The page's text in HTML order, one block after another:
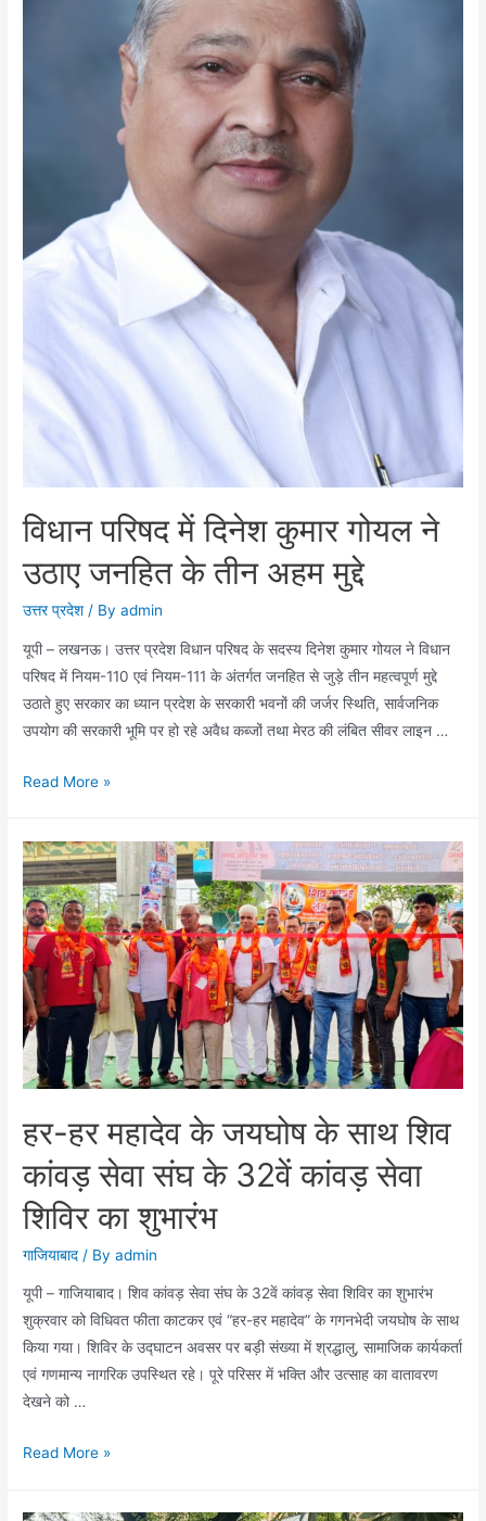
बनेगी
नई
विधान परिषद में दिनेश कुमार गोयल ने
उठाए जनहित के तीन अहम मुद्दे
उत्तर प्रदेश/ Byadmin
यूपी – लखनऊ। उत्तर प्रदेश विधान परिषद के सदस्य दिनेश कुमार गोयल ने विधान
परिषद में नियम-110 एवं नियम-111 के अंतर्गत जनहित से जुड़े तीन महत्वपूर्ण मुद्दे
उठाते हुए सरकार का ध्यान प्रदेश के सरकारी भवनों की जर्जर स्थिति, सार्वजनिक
उपयोग की सरकारी भूमि पर हो रहे अवैध कब्जों तथा मेरठ की लंबित सीवर लाइन …
विधान
दिनेश
कुमार
गोयल
ने
उठाए
जनहित
के
तीन
अहम
Read More »
हर-हर महादेव के जयघोष के साथ शिव
कांवड़ सेवा संघ के 32वें कांवड़ सेवा
शिविर का शुभारंभ
गाजियाबाद / Byadmin
यूपी – गाजियाबाद। शिव कांवड़ सेवा संघ के 32वें कांवड़ सेवा शिविर का शुभारंभ
शुक्रवार को विधिवत फीता काटकर एवं “हर-हर महादेव” के गगनभेदी जयघोष के साथ
किया गया। शिविर के उद्घाटन अवसर पर बड़ी संख्या में श्रद्धालु, सामाजिक कार्यकर्ता
एवं गणमान्य नागरिक उपस्थित रहे। पूरे परिसर में भक्ति और उत्साह का वातावरण
देखने को …
हर-
Read More »